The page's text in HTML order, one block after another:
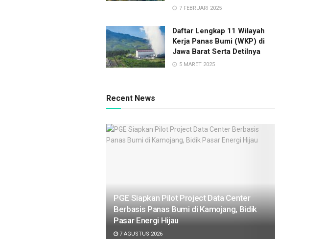
7 FEBRUARI 2025
Daftar Lengkap 11 Wilayah
Kerja Panas Bumi (WKP) di
Jawa Barat Serta Detilnya
5 MARET 2025
Recent News
PGE Siapkan Pilot Project Data Center
Berbasis Panas Bumi di Kamojang, Bidik
Pasar Energi Hijau
7 AGUSTUS 2026